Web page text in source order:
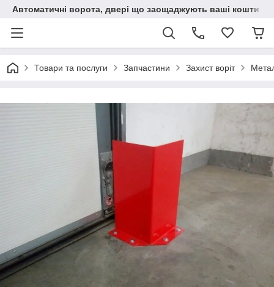
Автоматичні ворота, двері що заощаджують ваші кошти
Товари та послуги Запчастини Захист воріт